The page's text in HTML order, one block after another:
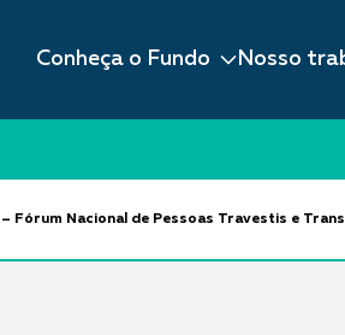
Conheça o Fundo Nosso
– Fórum Nacional de Pessoas Travestis e